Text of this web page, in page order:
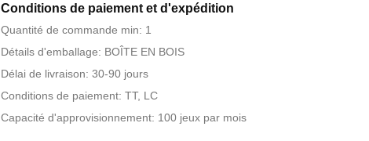
Conditions de paiement et d'expédition
Quantité de commande min: 1
Détails d'emballage: BOÎTE EN BOIS
Délai de livraison: 30-90 jours
Conditions de paiement: TT, LC
Capacité d'approvisionnement: 100 jeux par mois